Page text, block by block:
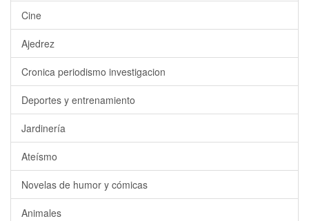
Cine
Ajedrez
Cronica periodismo investigacion
Deportes y entrenamiento
Jardinería
Ateísmo
Novelas de humor y cómicas
Animales